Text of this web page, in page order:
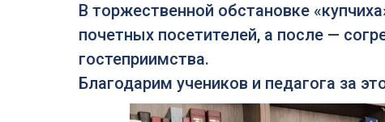
В торжественной обстановке
почетных посетителей, а после —
гостеприимства.
Благодарим учеников и педагога за